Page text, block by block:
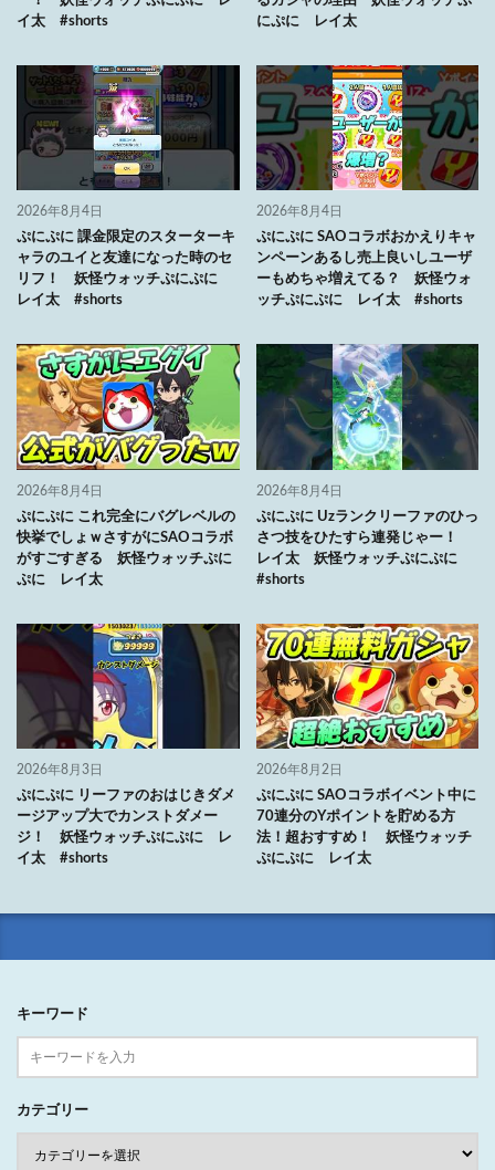
イ太 #shorts
にぷに レイ太
2026年8月4日
ぷにぷに 課金限定のスターターキ
ャラのユイと友達になった時のセ
リフ！ 妖怪ウォッチぷにぷに
レイ太 #shorts
2026年8月4日
ぷにぷに SAOコラボおかえりキャ
ンペーンあるし売上良いしユーザ
ーもめちゃ増えてる？ 妖怪ウォ
ッチぷにぷに レイ太 #shorts
2026年8月4日
ぷにぷに これ完全にバグレベルの
快挙でしょｗさすがにSAOコラボ
がすごすぎる 妖怪ウォッチぷに
ぷに レイ太
2026年8月4日
ぷにぷに Uzランクリーファのひっ
さつ技をひたすら連発じゃー！
レイ太 妖怪ウォッチぷにぷに
#shorts
2026年8月3日
ぷにぷに リーファのおはじきダメ
ージアップ大でカンストダメー
ジ！ 妖怪ウォッチぷにぷに レ
イ太 #shorts
2026年8月2日
ぷにぷに SAOコラボイベント中に
70連分のYポイントを貯める方
法！超おすすめ！ 妖怪ウォッチ
ぷにぷに レイ太
キーワード
カテゴリー